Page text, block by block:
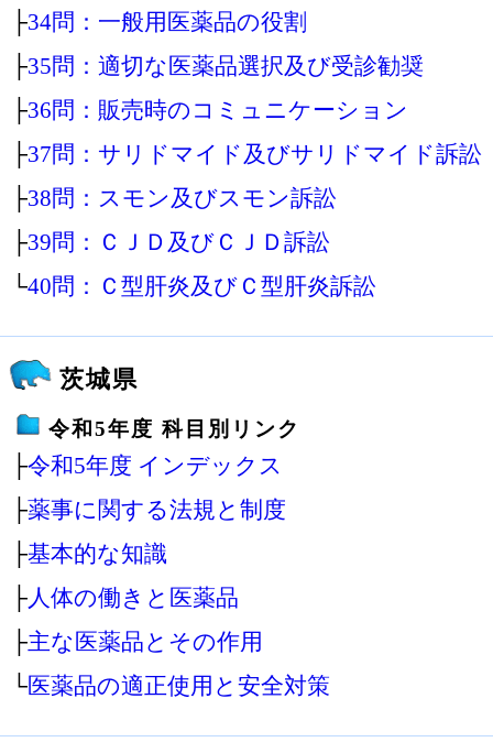
├34問：一般用医薬品の役割
├35問：適切な医薬品選択及び受診勧奨
├36問：販売時のコミュニケーション
├37問：サリドマイド及びサリドマイド訴訟
├38問：スモン及びスモン訴訟
├39問：ＣＪＤ及びＣＪＤ訴訟
└40問：Ｃ型肝炎及びＣ型肝炎訴訟
茨城県
令和5年度 科目別リンク
├令和5年度 インデックス
├薬事に関する法規と制度
├基本的な知識
├人体の働きと医薬品
├主な医薬品とその作用
└医薬品の適正使用と安全対策